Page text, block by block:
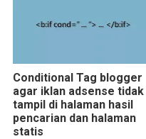
Conditional Tag blogger
agar iklan adsense tidak
tampil di halaman hasil
pencarian dan halaman
statis